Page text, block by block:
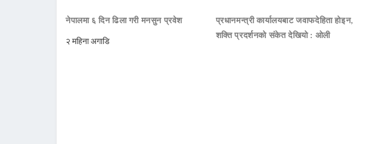
नेपालमा ६ दिन ढिला गरी मनसुन प्रवेश
२ महिना अगाडि
प्रधानमन्त्री कार्यालयबाट जवाफदेहिता होइन,
शक्ति प्रदर्शनको संकेत देखियो : ओली